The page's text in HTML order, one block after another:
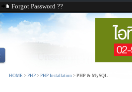
Forgot Password ??
HOME > PHP > PHP Installation > PHP & MySQL